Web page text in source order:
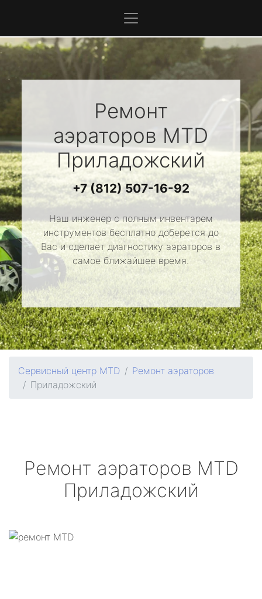
Ремонт
аэраторов MTD
Приладожский
+7 (812) 507-16-92
Наш инженер с полным инвентарем
инструментов бесплатно доберется до
Вас и сделает диагностику аэраторов в
самое ближайшее время.
Сервисный центр MTD
Ремонт аэраторов
Приладожский
Ремонт аэраторов MTD
Приладожский